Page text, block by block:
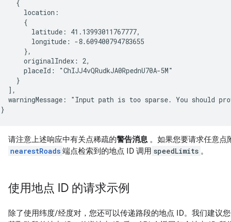
    {
      location:
      {
        latitude: 41.13993011767777,
        longitude: -8.609400794783655
      },
      originalIndex: 2,
      placeId: "ChIJJ4vQRudkJA0RpednU70A-5M"
    }
  ],
warningMessage: "Input path is too sparse. You should
}
请注意上述响应中有关点稀疏的警告消息 。如果您要请求任意点
nearestRoads 端点检索到的地点 ID 调用 speedLimits 。
使用地点 ID 的请求示例
除了使用纬度/经度对，您还可以传递路段的地点 ID。我们建议